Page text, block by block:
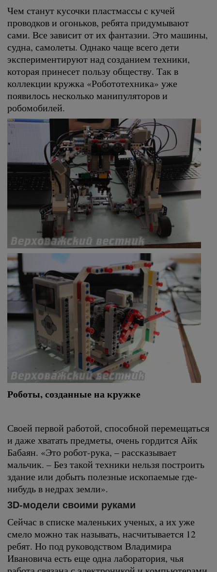
Чем станут кусочки пластмассы с кучей
проводков и огоньков, ребята придумывают
сами. Все зависит от их фантазии. Это машины,
судна, самолеты. Однако чаще всего дети
экспериментируют над созданием техники,
которая принесет пользу обществу. Так в
коллекции кружка «Робототехника» уже
появилось несколько манипуляторов и
робомобилей.
Роботы, созданные на кружке
Своей первой работой, способной перемещаться
и даже хватать предметы, очень гордится Айк
Бабаян. «Это робот-рука, – рассказывает
мальчик. – Без такой техники нельзя построить
здание или добыть полезные ископаемые где-
нибудь в недрах земли».
3D-модели своими руками
Сейчас в списке маленьких ученых, а их уже
смело можно так называть, насчитывается 12
ребят. Но под руководством Владимира
Ивановича есть еще одна лаборатория, чья